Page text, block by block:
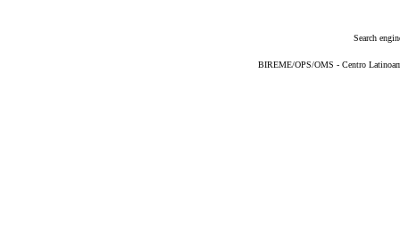
Search
BIREME/OPS/OMS - Centro